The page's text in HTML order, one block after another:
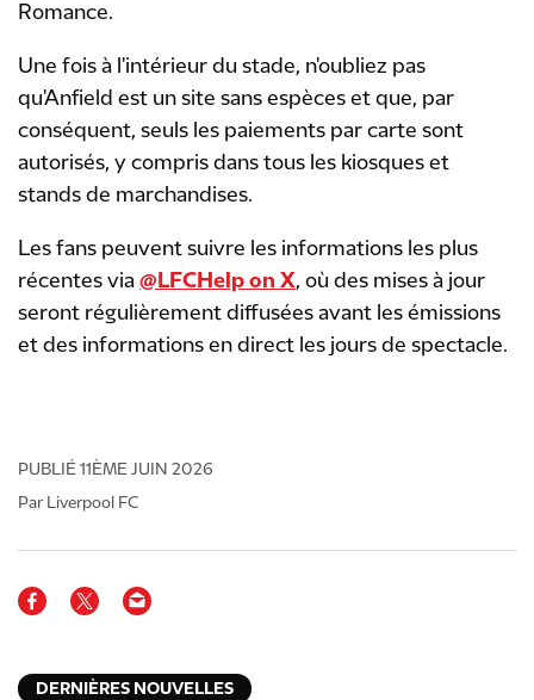
Romance.
Une fois à l'intérieur du stade, n'oubliez pas
qu'Anfield est un site sans espèces et que, par
conséquent, seuls les paiements par carte sont
autorisés, y compris dans tous les kiosques et
stands de marchandises.
Les fans peuvent suivre les informations les plus
récentes via @LFCHelp on X, où des mises à jour
seront régulièrement diffusées avant les émissions
et des informations en direct les jours de spectacle.
PUBLIÉ 11ÈME JUIN 2026
Par Liverpool FC
DERNIÈRES NOUVELLES